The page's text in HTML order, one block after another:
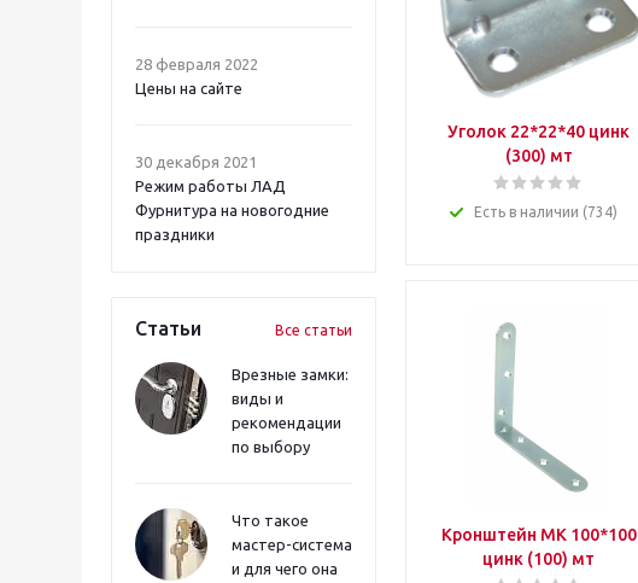
28 февраля 2022
Цены на сайте
30 декабря 2021
Режим работы ЛАД
Фурнитура на новогодние
праздники
Статьи Все статьи
Врезные замки:
виды и
рекомендации
по выбору
Что такое
мастер-система
и для чего она
Уголок 22*22*40 цинк
(300) мт
Есть в наличии (734)
Кронштейн МК 100*100
цинк (100) мт